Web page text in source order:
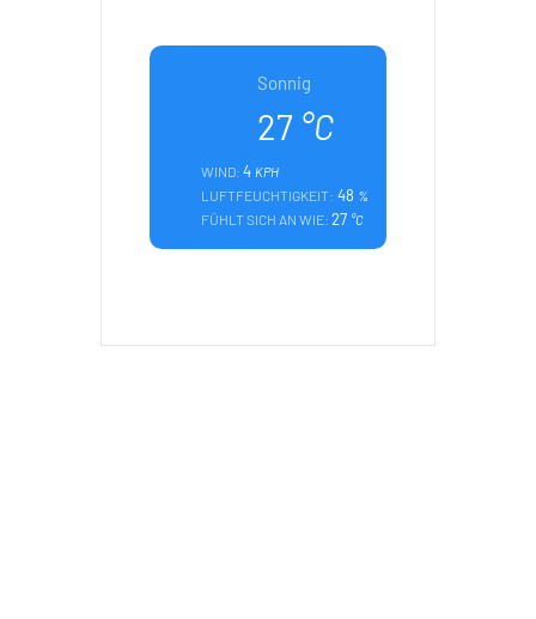
Sonnig
27 °C
WIND:4 KPH
LUFTFEUCHTIGKEIT: 48 %
FÜHLT SICH AN WIE:27 °C